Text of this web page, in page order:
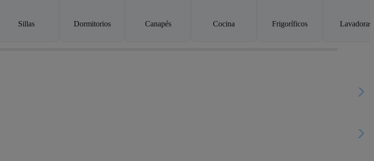
Sillas Dormitorios Canapés Cocina Frigoríficos Lavadoras